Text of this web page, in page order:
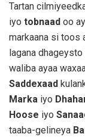
Tartan
iyo tobnaad oo
markaana si toos
lagana
waliba ayaa
Saddexaad
Marka iyo
Hoose iyo
taaba-gelineya